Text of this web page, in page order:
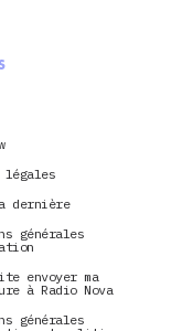
légales
dernière
générales
envoyer ma
à Radio Nova
générales